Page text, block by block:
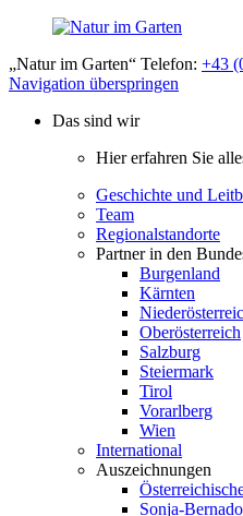
„Natur im Garten“ Telefon: +43
Navigation überspringen
Das sind wir
Hier erfahren Sie
Geschichte und
Team
Regionalstandorte
Partner in den
Burgenland
Kärnten
Oberösterreich
Salzburg
Steiermark
Tirol
Vorarlberg
Wien
International
Auszeichnungen
Sonja-